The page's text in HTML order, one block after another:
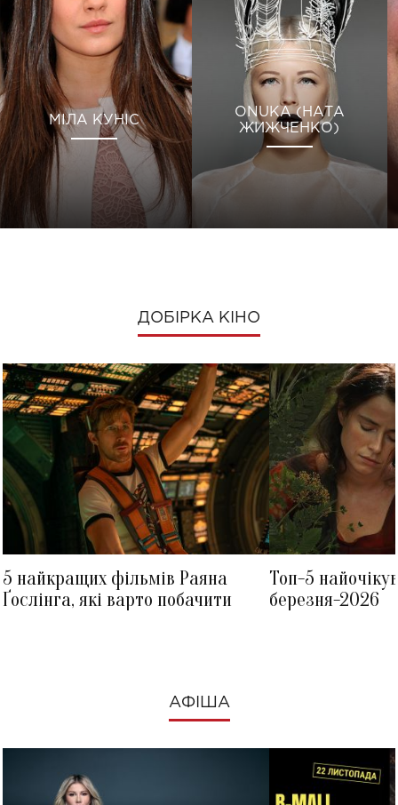
МІЛА КУНІС
ONUKA (НАТА
ЖИЖЧЕНКО)
ДОБІРКА КІНО
5 найкращих фільмів Раяна
Ґослінга, які варто побачити
Топ-5
березня-2026
АФІША